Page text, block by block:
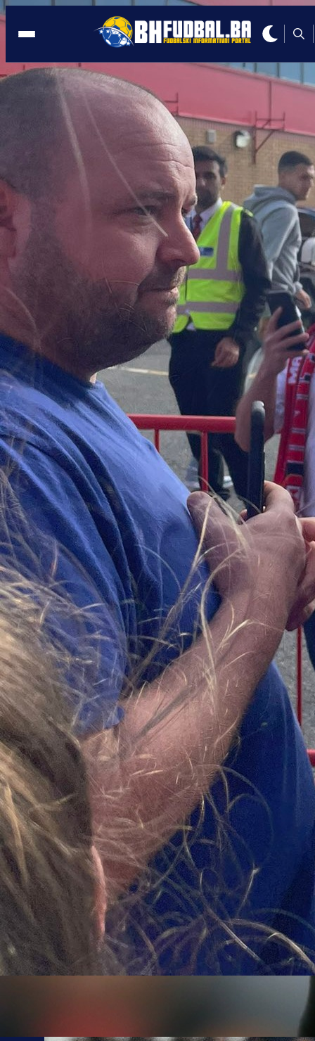
PREMIER LIGA
IMAMO GOL SEZONE: Majstorija
Alejandra Garnacha!
Autor:
BHFudbal.ba
18:33, 26.11.2023